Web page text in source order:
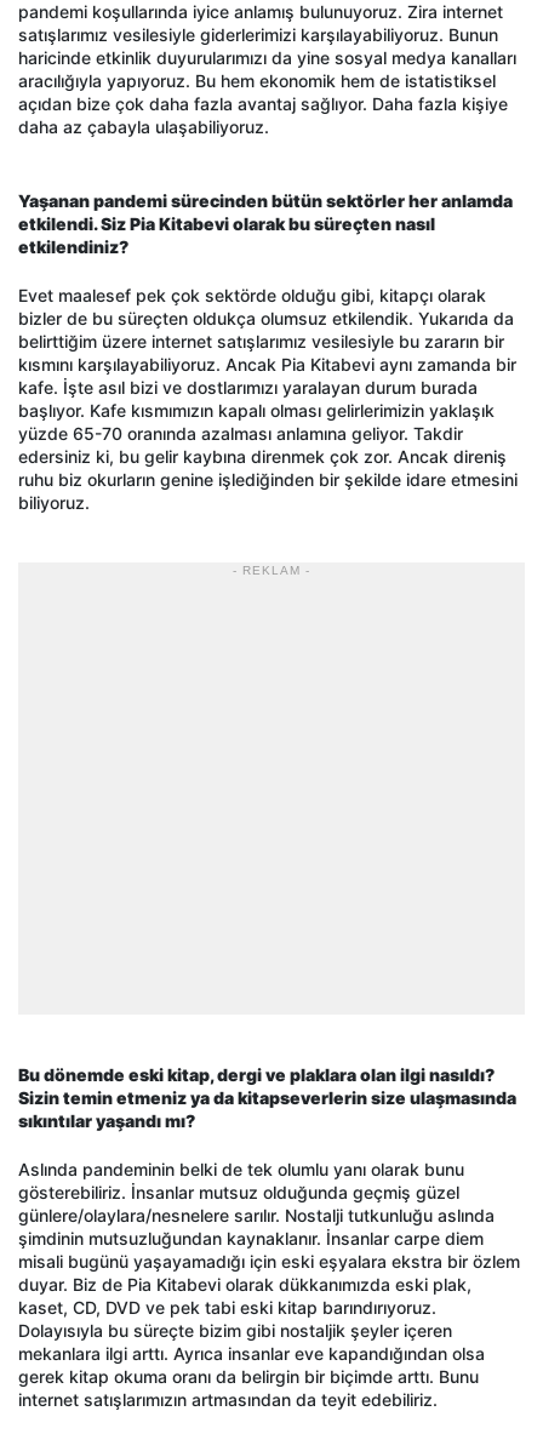
pandemi koşullarında iyice anlamış bulunuyoruz. Zira internet
satışlarımız vesilesiyle giderlerimizi karşılayabiliyoruz. Bunun
haricinde etkinlik duyurularımızı da yine sosyal medya kanalları
aracılığıyla yapıyoruz. Bu hem ekonomik hem de istatistiksel
açıdan bize çok daha fazla avantaj sağlıyor. Daha fazla kişiye
daha az çabayla ulaşabiliyoruz.
Yaşanan pandemi sürecinden bütün sektörler her anlamda
etkilendi. Siz Pia Kitabevi olarak bu süreçten nasıl
etkilendiniz?
Evet maalesef pek çok sektörde olduğu gibi, kitapçı olarak
bizler de bu süreçten oldukça olumsuz etkilendik. Yukarıda da
belirttiğim üzere internet satışlarımız vesilesiyle bu zararın bir
kısmını karşılayabiliyoruz. Ancak Pia Kitabevi aynı zamanda bir
kafe. İşte asıl bizi ve dostlarımızı yaralayan durum burada
başlıyor. Kafe kısmımızın kapalı olması gelirlerimizin yaklaşık
yüzde 65-70 oranında azalması anlamına geliyor. Takdir
edersiniz ki, bu gelir kaybına direnmek çok zor. Ancak direniş
ruhu biz okurların genine işlediğinden bir şekilde idare etmesini
biliyoruz.
- REKLAM -
Bu dönemde eski kitap, dergi ve plaklara olan ilgi nasıldı?
Sizin temin etmeniz ya da kitapseverlerin size ulaşmasında
sıkıntılar yaşandı mı?
Aslında pandeminin belki de tek olumlu yanı olarak bunu
gösterebiliriz. İnsanlar mutsuz olduğunda geçmiş güzel
günlere/olaylara/nesnelere sarılır. Nostalji tutkunluğu aslında
şimdinin mutsuzluğundan kaynaklanır. İnsanlar carpe diem
misali bugünü yaşayamadığı için eski eşyalara ekstra bir özlem
duyar. Biz de Pia Kitabevi olarak dükkanımızda eski plak,
kaset, CD, DVD ve pek tabi eski kitap barındırıyoruz.
Dolayısıyla bu süreçte bizim gibi nostaljik şeyler içeren
mekanlara ilgi arttı. Ayrıca insanlar eve kapandığından olsa
gerek kitap okuma oranı da belirgin bir biçimde arttı. Bunu
internet satışlarımızın artmasından da teyit edebiliriz.